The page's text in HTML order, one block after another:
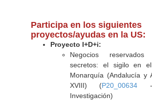
Participa en los siguientes
proyectos/ayudas en la US:
Proyecto I+D+i:
Negocios
secretos: el sigilo en
Monarquía (Andalucía y
XVIII) (P20_00634 -
Investigación)